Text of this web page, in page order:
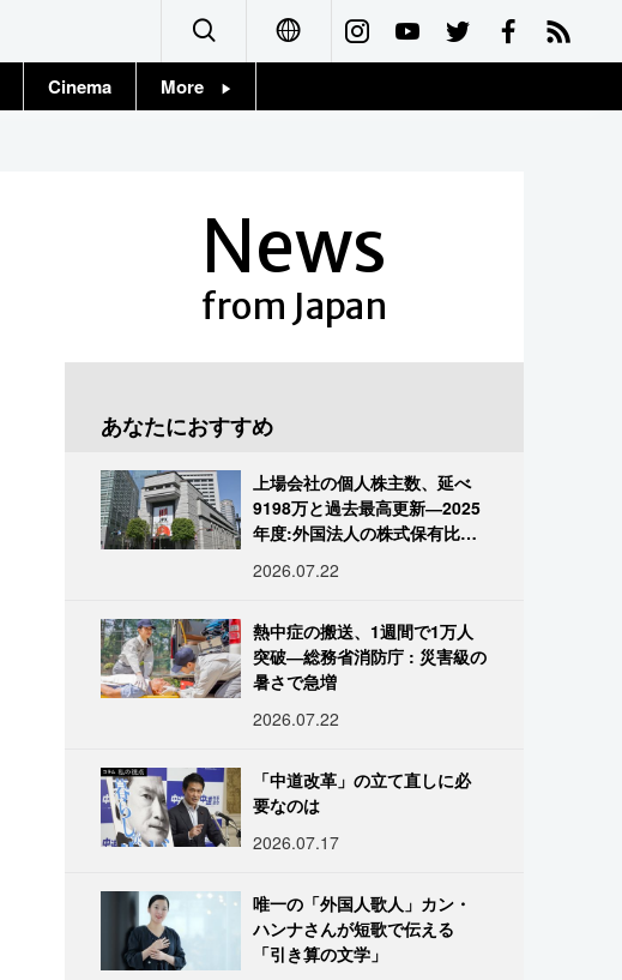
Français
Cinema More
News
from Japan
あなたにおすすめ
上場会社の個人株主数、延べ
9198万と過去最高更新―2025
年度:外国法人の株式保有比率
2026.07.22
熱中症の搬送、1週間で1万人
突破―総務省消防庁 : 災害級の
暑さで急増
2026.07.22
「中道改革」の立て直しに必
要なのは
2026.07.17
唯一の「外国人歌人」カン・
ハンナさんが短歌で伝える
「引き算の文学」